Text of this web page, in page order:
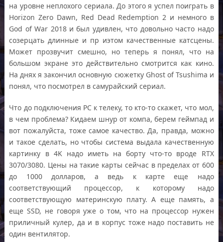
на уровне неплохого сериала. До этого я успел поиграть в
Horizon Zero Dawn, Red Dead Redemption 2 и немного в
God of War 2018 и был удивлен, что довольно часто надо
созерцать длинные и пр иэтом качественные катсцены.
Может прозвучит смешно, но теперь я понял, что на
большом экране это действительно смотрится как кино.
На днях я закончил основную сюжетку Ghost of Tsushima и
понял, что посмотрел в самурайский сериал.
Что до подключения PC к телеку, то кто-то скажет, что мол,
в чем проблема? Кидаем шнур от компа, берем геймпад и
вот пожалуйста, тоже самое качество. Да, правда, можно
и такое сделать, но чтобы система выдала качественную
картинку в 4K надо иметь на борту что-то вроде RTX
3070/3080. Цены на такие карты сейчас в пределах от 600
до 1000 долларов, а ведь к карте еще надо
соответствующий процессор, к которому надо
соответствующую материнскую плату. А еще память, а
еще SSD, не говоря уже о том, что на процессор нужен
приличный кулер, да и в корпус тоже надо поставить не
один вентилятор.